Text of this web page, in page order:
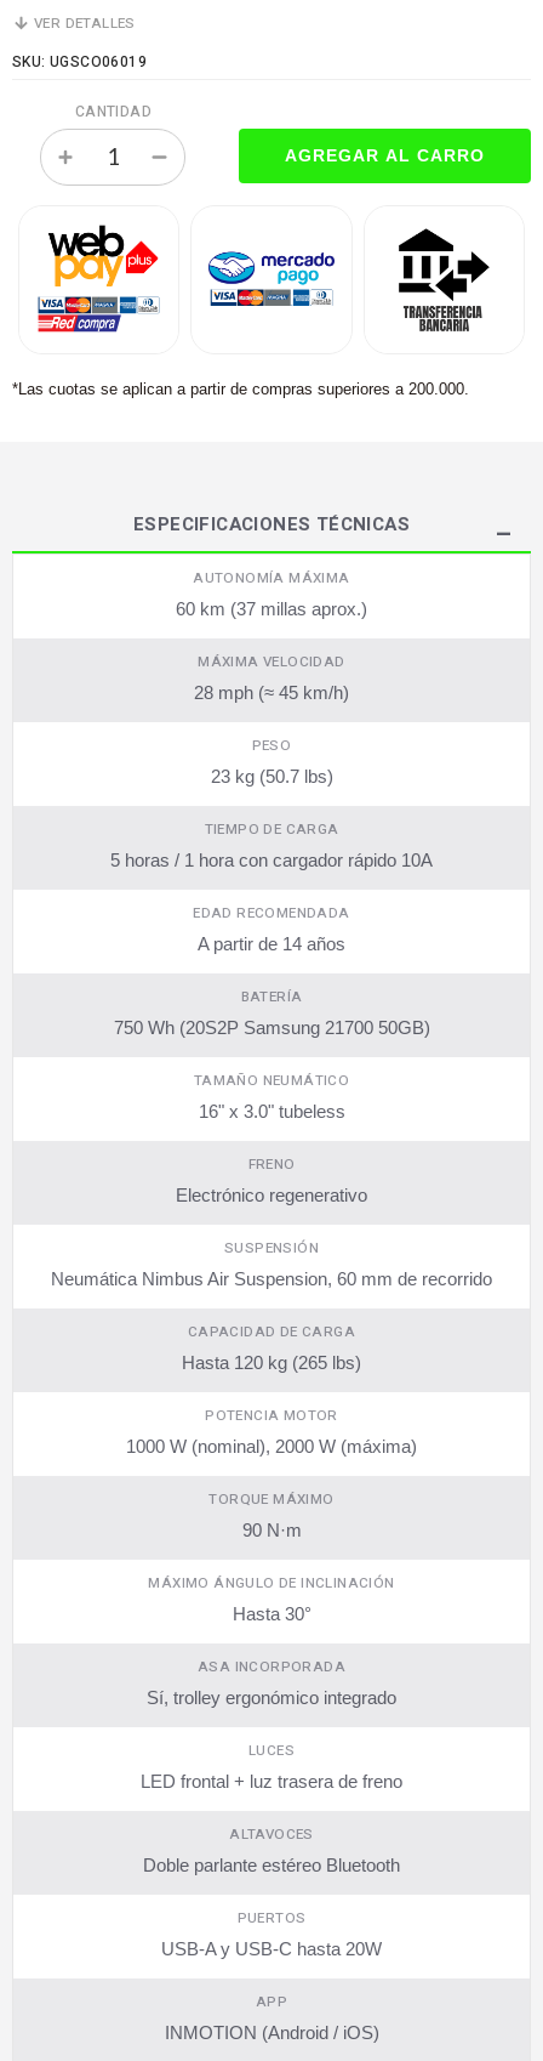
VER DETALLES
SKU: UGSCO06019
CANTIDAD
*Las cuotas se aplican a partir de compras superiores a 200.000.
ESPECIFICACIONES TÉCNICAS
AUTONOMÍA MÁXIMA
60 km (37 millas aprox.)
MÁXIMA VELOCIDAD
28 mph (≈ 45 km/h)
PESO
23 kg (50.7 lbs)
TIEMPO DE CARGA
5 horas / 1 hora con cargador rápido 10A
EDAD RECOMENDADA
A partir de 14 años
BATERÍA
750 Wh (20S2P Samsung 21700 50GB)
TAMAÑO NEUMÁTICO
16" x 3.0" tubeless
FRENO
Electrónico regenerativo
SUSPENSIÓN
Neumática Nimbus Air Suspension, 60 mm de recorrido
CAPACIDAD DE CARGA
Hasta 120 kg (265 lbs)
POTENCIA MOTOR
1000 W (nominal), 2000 W (máxima)
TORQUE MÁXIMO
90 N·m
MÁXIMO ÁNGULO DE INCLINACIÓN
Hasta 30°
ASA INCORPORADA
Sí, trolley ergonómico integrado
LUCES
LED frontal + luz trasera de freno
ALTAVOCES
Doble parlante estéreo Bluetooth
PUERTOS
USB-A y USB-C hasta 20W
APP
INMOTION (Android / iOS)